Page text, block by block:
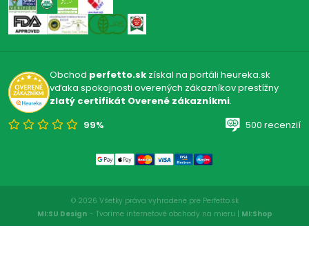
Obchod perfetto.skzískal na portáli heureka.sk
vďaka spokojnosti overených zákazníkov prestížny
zlatý certifikát Overené zákazníkmi.
99%
500 recenzií
© 2026 Všetky práva vyhradené pre Perfetto.sk
MI:SU Design - Tvoríme internetové obchody na mieru | MI:Shop